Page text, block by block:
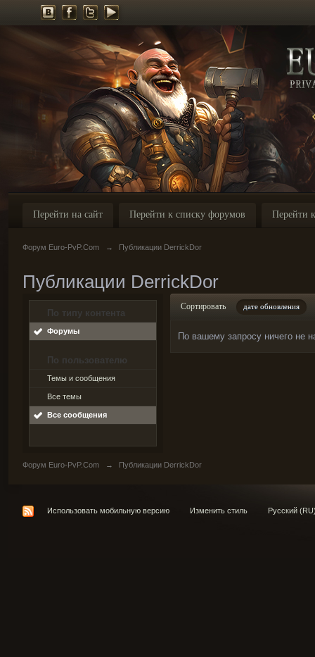
Перейти на сайт Перейти к списку форумов Перейти
Форум Euro-PvP.Com → Публикации DerrickDor
Публикации DerrickDor
По типу контента
Форумы
По пользователю
Темы и сообщения
Все темы
Все сообщения
Сортировать дате обновления
По вашему запросу ничего не
Форум Euro-PvP.Com → Публикации DerrickDor
Использовать мобильную версию Изменить стиль Русский